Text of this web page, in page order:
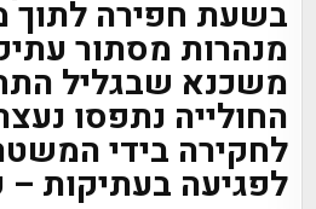
בשעת חפירה לתוך
מנהרות מסתור
משכנא שבגליל
החולייה נתפסו
לחקירה בידי
לפגיעה בעתיקות